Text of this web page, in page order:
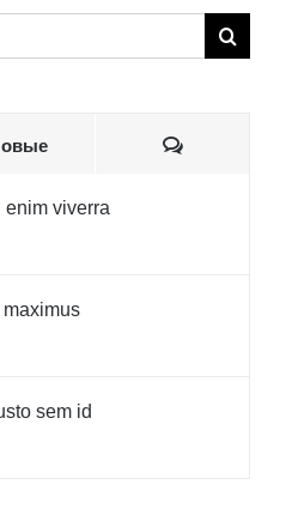
viverra
sem id